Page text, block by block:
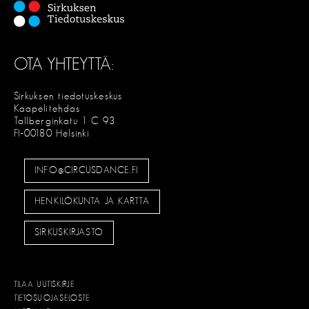
e
a
u
s
OTA YHTEYTTÄ:
Sirkuksen tiedotuskeskus
Kaapelitehdas
Tallberginkatu 1 C 93
FI-00180 Helsinki
INFO@CIRCUSDANCE.FI
HENKILÖKUNTA JA KARTTA
SIRKUSKIRJASTO
TILAA UUTISKIRJE
TIETOSUOJASELOSTE